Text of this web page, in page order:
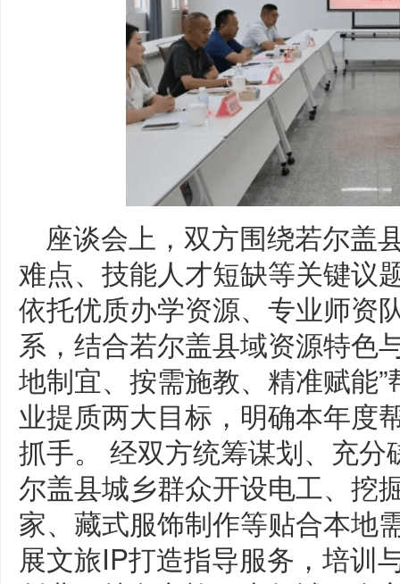
座谈会上，双方围绕若尔盖
难点、技能人才短缺等关键议
依托优质办学资源、专业师资
系，结合若尔盖县域资源特色
地制宜、按需施教、精准赋能
业提质两大目标，明确本年度
抓手。 经双方统筹谋划、充
尔盖县城乡群众开设电工、挖
家、藏式服饰制作等贴合本地
展文旅IP打造指导服务，培训